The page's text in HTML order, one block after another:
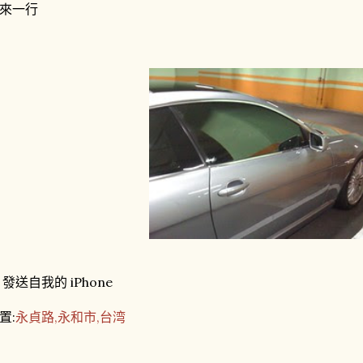
一行
送自我的 iPhone
:永貞路,永和市,台湾